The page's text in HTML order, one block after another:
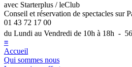
avec Starterplus / leClub
Conseil et réservation de spectacles sur
01 43 72 17 00
du Lundi au Vendredi de 10h à 18h -
≡
Accueil
Qui sommes nous